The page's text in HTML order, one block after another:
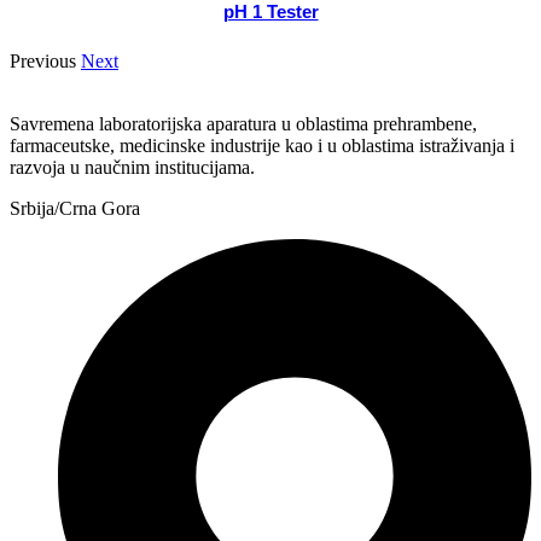
pH 1 Tester
Previous Next
Savremena laboratorijska aparatura u oblastima prehrambene,
farmaceutske, medicinske industrije kao i u oblastima istraživanja i
razvoja u naučnim institucijama.
Srbija/Crna Gora